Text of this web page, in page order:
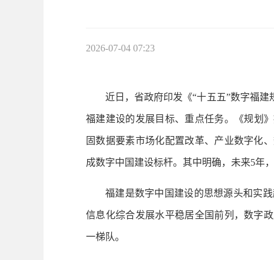
2026-07-04 07:23
近日，省政府印发《“十五五”数字福
福建建设的发展目标、重点任务。《规划
固数据要素市场化配置改革、产业数字化
成数字中国建设标杆。其中明确，未来5年
福建是数字中国建设的思想源头和实
信息化综合发展水平稳居全国前列，数字
一梯队。